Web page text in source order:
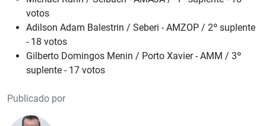
votos
Adilson Adam Balestrin / Seberi - AMZOP / 2º suplente
- 18 votos
Gilberto Domingos Menin / Porto Xavier - AMM / 3º
suplente - 17 votos
Publicado por